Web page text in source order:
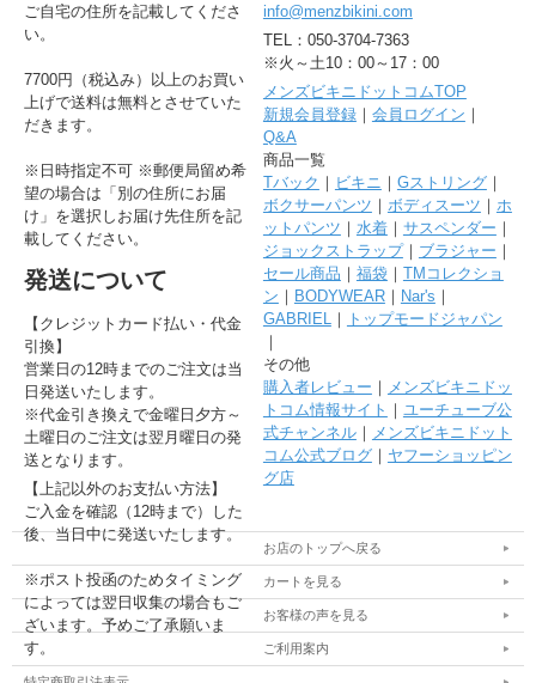
ご自宅の住所を記載してくださ
い。
7700円（税込み）以上のお買い
上げで送料は無料とさせていた
だきます。
※日時指定不可 ※郵便局留め希
望の場合は「別の住所にお届
け」を選択しお届け先住所を記
載してください。
発送について
【クレジットカード払い・代金
引換】
営業日の12時までのご注文は当
日発送いたします。
※代金引き換えで金曜日夕方～
土曜日のご注文は翌月曜日の発
送となります。
【上記以外のお支払い方法】
ご入金を確認（12時まで）した
後、当日中に発送いたします。
※ポスト投函のためタイミング
によっては翌日収集の場合もご
ざいます。予めご了承願いま
す。
info@menzbikini.com
TEL：050-3704-7363
※火～土10：00～17：00
メンズビキニドットコムTOP
新規会員登録｜ 会員ログイン ｜
Q&A
商品一覧
Tバック ｜ ビキニ ｜ Gストリング｜
ボクサーパンツ ｜ ボディスーツ ｜ ホ
ットパンツ ｜ 水着｜ サスペンダー ｜
ジョックストラップ｜ ブラジャー ｜
セール商品 ｜ 福袋｜ TMコレクショ
ン ｜ BODYWEAR｜ Nar's ｜
GABRIEL｜
トップモードジャパン
｜
その他
購入者レビュー ｜ メンズビキニドッ
トコム情報サイト ｜ ユーチューブ公
式チャンネル｜ メンズビキニドット
コム公式ブログ｜ ヤフーショッピン
グ店
お店のトップへ戻る
カートを見る
お客様の声を見る
ご利用案内